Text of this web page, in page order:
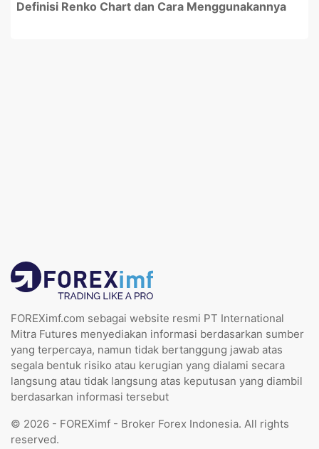
Definisi Renko Chart dan Cara Menggunakannya
FOREXimf.com sebagai website resmi PT International
Mitra Futures menyediakan informasi berdasarkan sumber
yang terpercaya, namun tidak bertanggung jawab atas
segala bentuk risiko atau kerugian yang dialami secara
langsung atau tidak langsung atas keputusan yang diambil
berdasarkan informasi tersebut
© 2026 - FOREXimf - Broker Forex Indonesia. All rights
reserved.